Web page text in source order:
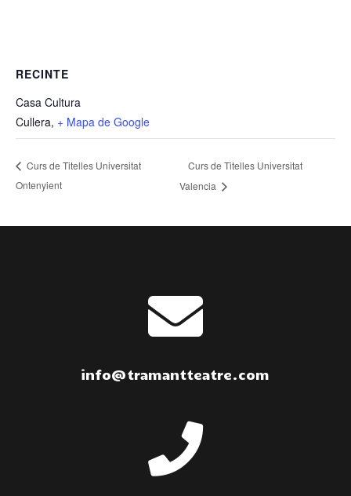
RECINTE
Casa Cultura
Cullera, + Mapa de Google
Curs de Titelles Universitat
Ontenyient
Curs de Titelles Universitat
Valencia

info@tramantteatre.com
